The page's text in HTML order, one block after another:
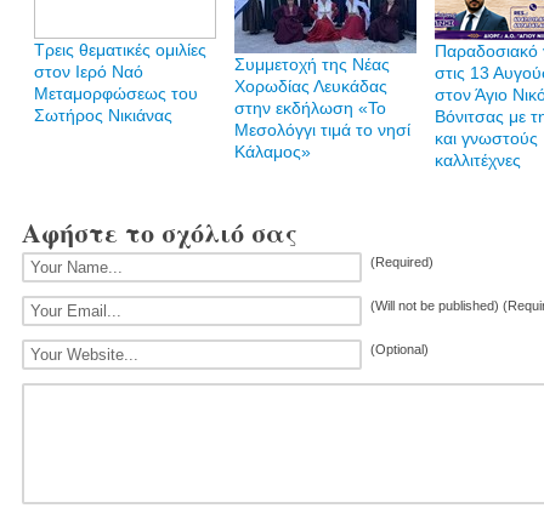
Τρεις θεματικές ομιλίες
στον Ιερό Ναό
Μεταμορφώσεως του
Σωτήρος Νικιάνας
Συμμετοχή της Νέας
Χορωδίας Λευκάδας
στην εκδήλωση «Το
Μεσολόγγι τιμά το νησί
Κάλαμος»
Παραδοσιακό
στις 13
στον Άγιο
Βόνιτσας με
και γνωστούς
καλλιτέχνες
Αφήστε το σχόλιό σας
(Required)
(Will not be published)
(Optional)